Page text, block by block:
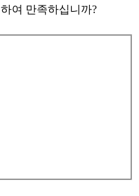
여 만족하십니까?